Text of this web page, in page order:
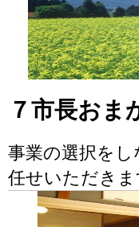
７市長おま
事業の選択を
任せいただきま